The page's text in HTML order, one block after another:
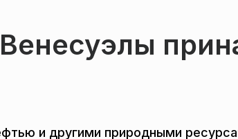
и другими природными